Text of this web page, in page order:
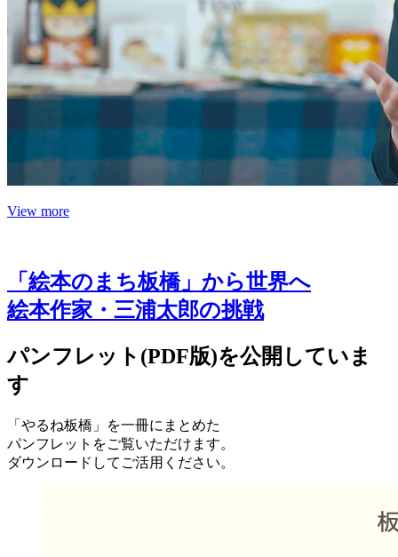
View more
「絵本のまち板橋」から世界へ
絵本作家・三浦太郎の挑戦
パンフレット(PDF版)を公開していま
す
「やるね板橋」を一冊にまとめた
パンフレットをご覧いただけます。
ダウンロードしてご活用ください。